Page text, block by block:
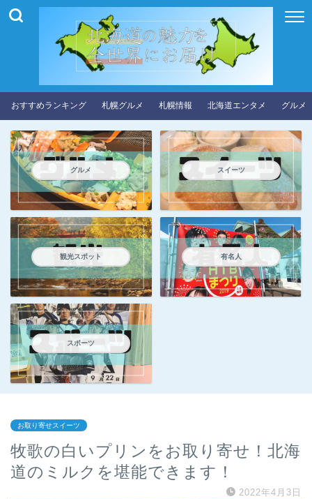
おすすめランキング 札幌グルメ 札幌情報 北海道エンタメ グルメ
グルメ スイーツ
観光スポット 有名人
スポーツ
お取り寄せスイーツ
牧歌の白いプリンをお取り寄せ！北海
道のミルクを堪能できます！
2022年4月3日